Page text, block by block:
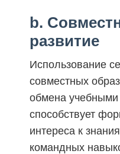
b.
развитие
Использование
совместных
обмена
способствует
интереса к
командных